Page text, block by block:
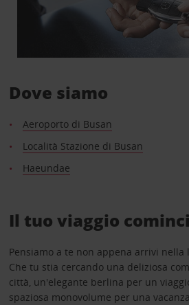
Dove siamo
Aeroporto di Busan
Località Stazione di Busan
Haeundae
Il tuo viaggio
Pensiamo a te non appena arrivi nella
Che tu stia cercando una deliziosa
città, un'elegante berlina per un
spaziosa monovolume per una